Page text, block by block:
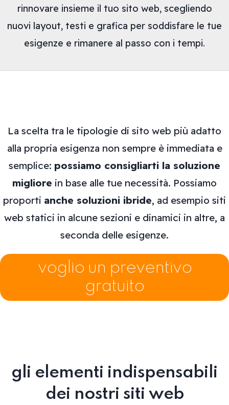
rinnovare insieme il tuo sito web, scegliendo
nuovi layout, testi e grafica per soddisfare le tue
esigenze e rimanere al passo con i tempi.
La scelta tra le tipologie di sito web più adatto
alla propria esigenza non sempre è immediata e
semplice: possiamo consigliarti la soluzione
migliore in base alle tue necessità. Possiamo
proporti anche soluzioni ibride, ad esempio siti
web statici in alcune sezioni e dinamici in altre, a
seconda delle esigenze.
voglio un preventivo
gratuito
gli elementi indispensabili
dei nostri siti web